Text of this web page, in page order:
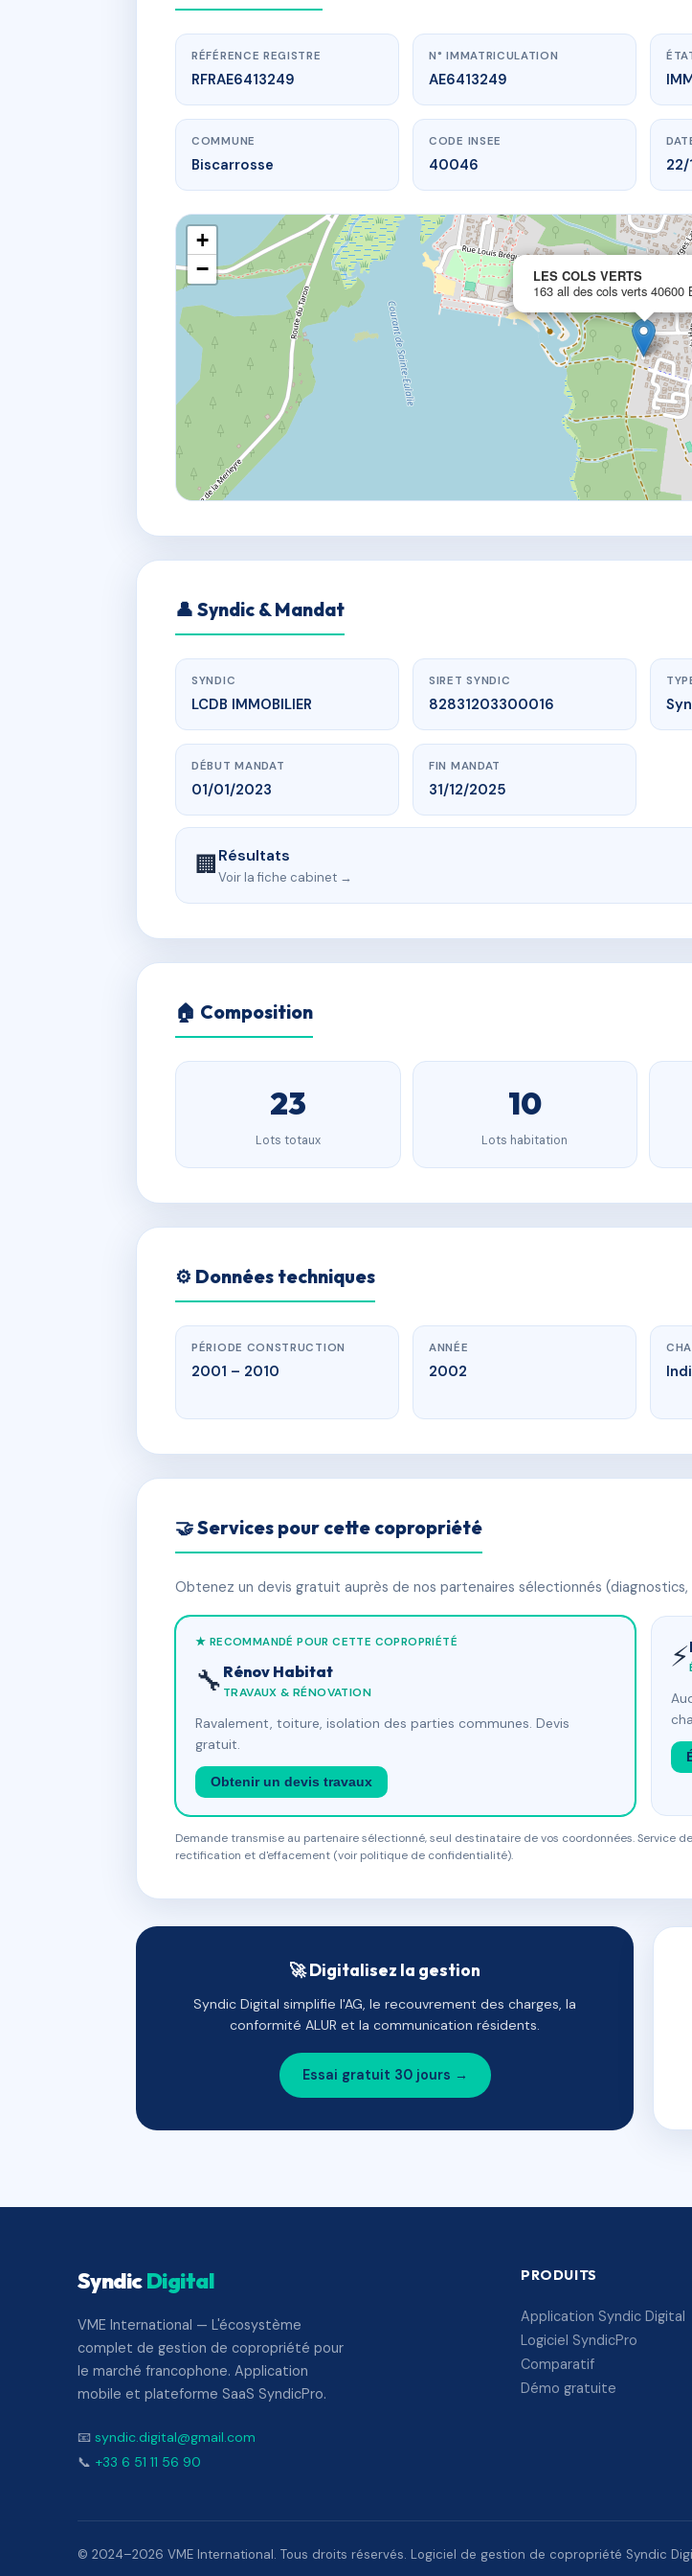
www.vme.plus/AE6413249
LES COLS VERTS
163 all des cols verts40600 Biscarrosse
RÉFÉRENCE REGISTRE
RFRAE6413249
N° IMMATRICULATION
AE6413249
COMMUNE
Biscarrosse
CODE INSEE
40046 22/
LES COLS VERTS
163 all des cols verts 40600
+
−
👤 Syndic & Mandat
SYNDIC
LCDB IMMOBILIER
SIRET SYNDIC
82831203300016
DÉBUT MANDAT
01/01/2023
FIN MANDAT
31/12/2025
🏢Résultats
Voir la fiche cabinet →
🏠 Composition
23
Lots totaux
10
Lots habitation
⚙️ Données techniques
PÉRIODE CONSTRUCTION
2001 – 2010
ANNÉE
2002
🤝 Services pour cette copropriété
Obtenez un devis gratuit auprès de nos partenaires sélectionnés (diagnostics,
★ RECOMMANDÉ POUR CETTE COPROPRIÉTÉ
🔧 Rénov Habitat
TRAVAUX & RÉNOVATION
Ravalement, toiture, isolation des parties communes. Devis
gratuit.
Obtenir un devis travaux
⚡
Demande transmise au partenaire sélectionné, seul destinataire de vos coordonnées. Service
rectification et d'effacement (voir politique de confidentialité).
🚀 Digitalisez la gestion
Syndic Digital simplifie l'AG, le recouvrement des charges, la
conformité ALUR et la communication résidents.
Essai gratuit 30 jours →
SyndicDigital
VME International — L'écosystème
complet de gestion de copropriété pour
le marché francophone. Application
mobile et plateforme SaaS SyndicPro.
📧 syndic.digital@gmail.com
📞 +33 6 51 11 56 90
PRODUITS
Application Syndic Digital
Logiciel SyndicPro
Comparatif
Démo gratuite
© 2024–2026 VME International. Tous droits réservés. Logiciel de gestion de copropriété Syndic